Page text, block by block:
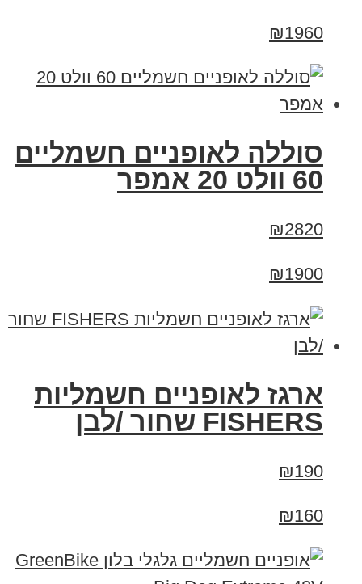
₪1960
סוללה לאופניים חשמליים
60 וולט 20 אמפר
₪2820
₪1900
ארגז לאופניים חשמליות
FISHERS שחור /לבן
₪190
₪160